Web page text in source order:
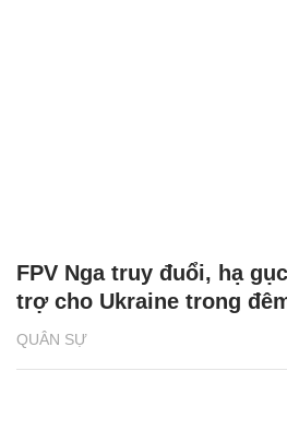
QUÂN SỰ
FPV Nga truy đuổi, hạ
trợ cho Ukraine trong